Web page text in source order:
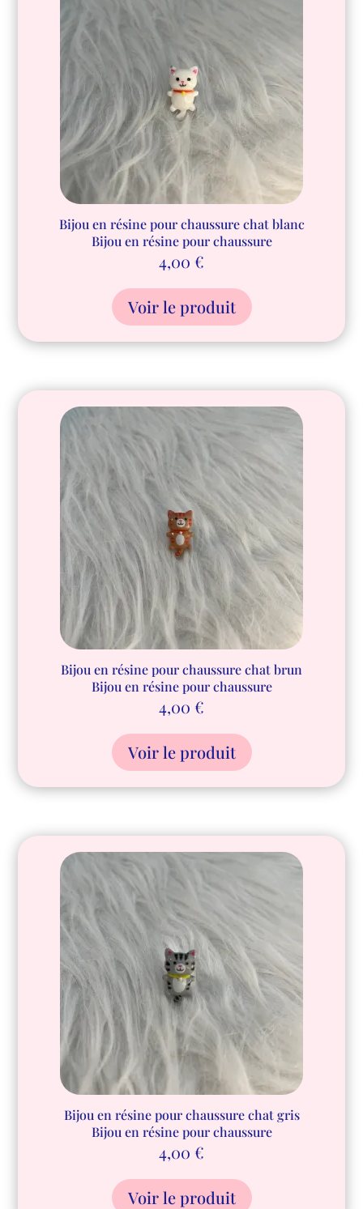
Bijou en résine pour chaussure chat blanc
Bijou en résine pour chaussure
4,00 €
Voir le produit
Bijou en résine pour chaussure chat brun
Bijou en résine pour chaussure
4,00 €
Voir le produit
Bijou en résine pour chaussure chat gris
Bijou en résine pour chaussure
4,00 €
Voir le produit